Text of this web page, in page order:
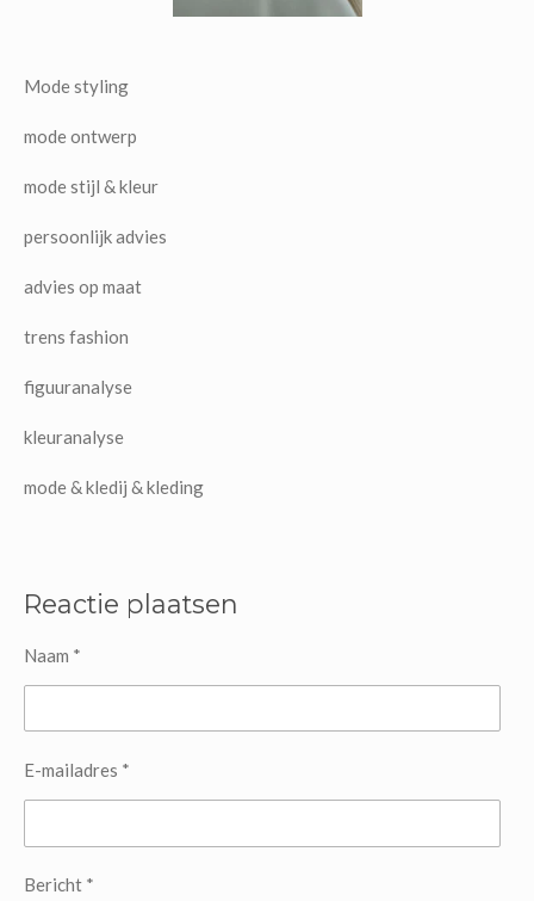
Mode styling
mode ontwerp
mode stijl & kleur
persoonlijk advies
advies op maat
trens fashion
figuuranalyse
kleuranalyse
mode & kledij & kleding
Reactie plaatsen
Naam *
E-mailadres *
Bericht *